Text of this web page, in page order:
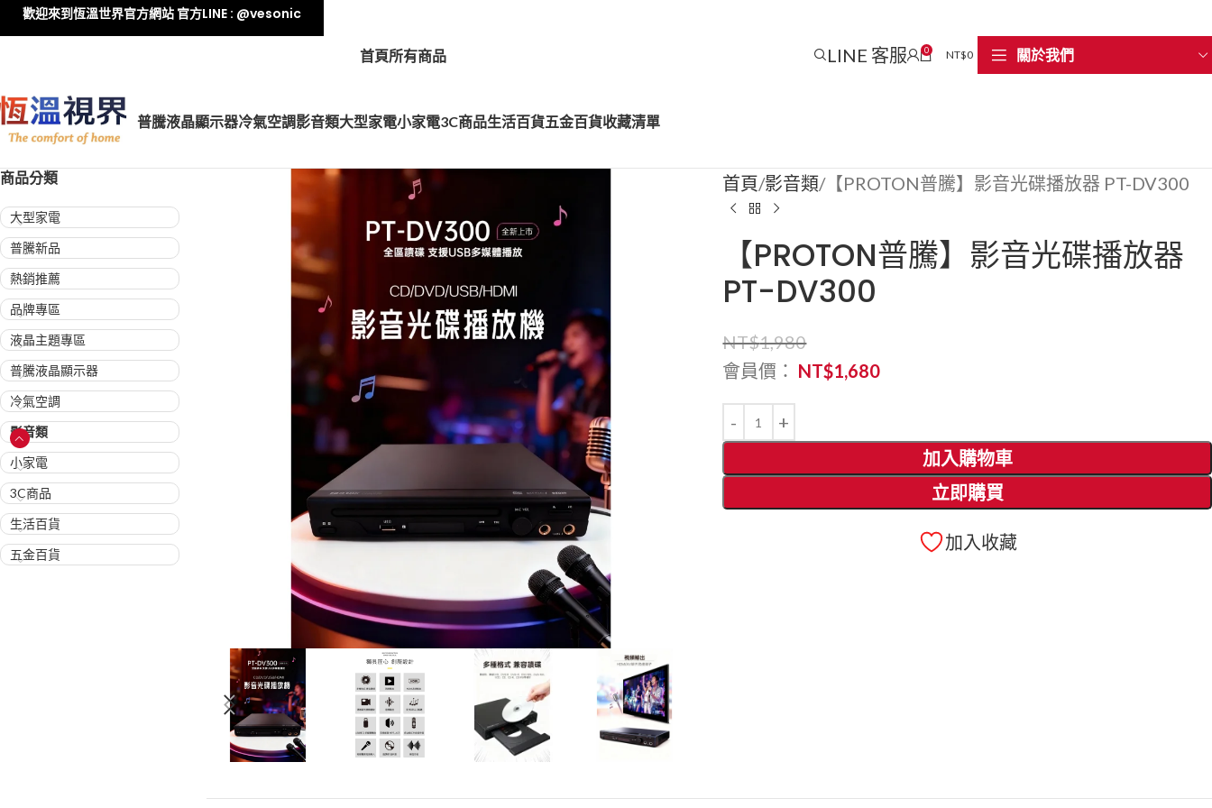
首頁所有商品 LINE 客服 0 NT$0 關於我們
普騰液晶顯示器冷氣空調影音類大型家電小家電3C商品生活百貨五金百貨收藏清單
商品分類
大型家電
普騰新品
熱銷推薦
品牌專區
液晶主題專區
普騰液晶顯示器
冷氣空調
影音類
小家電
3C商品
生活百貨
五金百貨
首頁 影音類 【PROTON普騰】影音光碟播放器 PT-DV300
【PROTON普騰】影音光碟播放器
PT-DV300
NT$1,980
會員價： NT$1,680
加入購物車
立即購買
加入收藏
歡迎來到恆溫世界官方網站 官方LINE : @vesonic